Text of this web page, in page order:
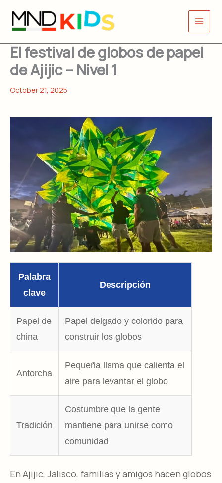
content
El festival de globos de papel
de Ajijic – Nivel 1
Palabra
clave
Descripción
Papel de
china
Papel delgado y colorido para
construir los globos
Antorcha
Pequeña llama que calienta el
aire para levantar el globo
Tradición
Costumbre que la gente
mantiene para unirse como
comunidad
En Ajijic, Jalisco, familias y amigos hacen globos